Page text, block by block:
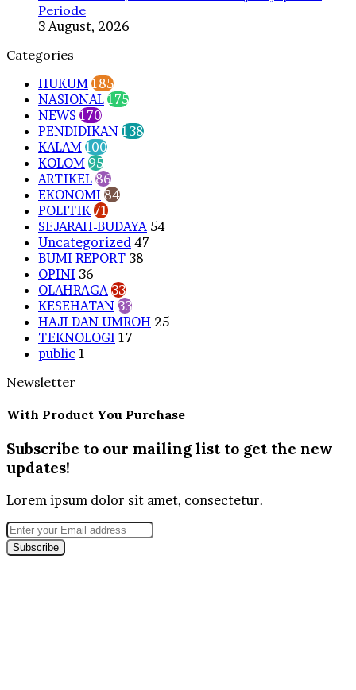
Periode
3 August, 2026
Categories
HUKUM 185
NASIONAL 175
NEWS 170
PENDIDIKAN 138
KALAM 100
KOLOM 95
ARTIKEL 86
EKONOMI 84
POLITIK 71
SEJARAH-BUDAYA 54
Uncategorized 47
BUMI REPORT 38
OPINI 36
OLAHRAGA 33
KESEHATAN 33
HAJI DAN UMROH 25
TEKNOLOGI 17
public 1
Newsletter
With Product You Purchase
Subscribe to our mailing list to get the new
updates!
Lorem ipsum dolor sit amet, consectetur.
Enter
your
Email